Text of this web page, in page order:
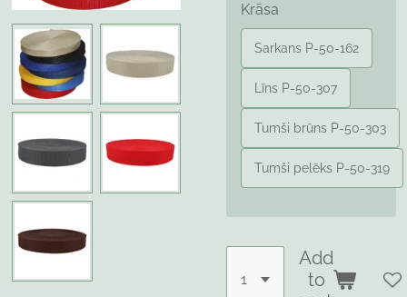
Krāsa
Sarkans P-50-162
Līns P-50-307
Tumši brūns P-50-303
Tumši pelēks P-50-319
Add
to